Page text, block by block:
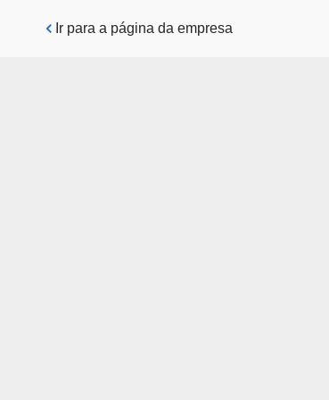
Pular para o conteúdo principal
Ir para a página da empresa